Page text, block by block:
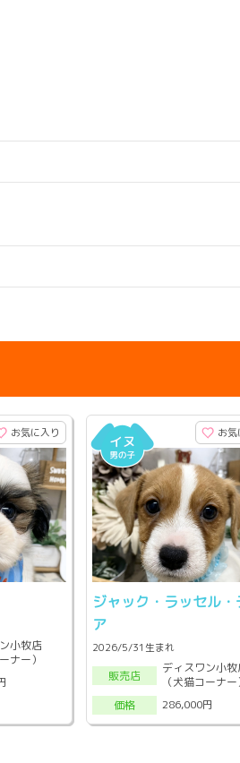
お気に入り
小牧店
ナー）
お気
ジャック・ラッセル・
ア
2026/5/31生まれ
販売店
ディスワン小牧
（犬猫コーナー
価格
286,000円